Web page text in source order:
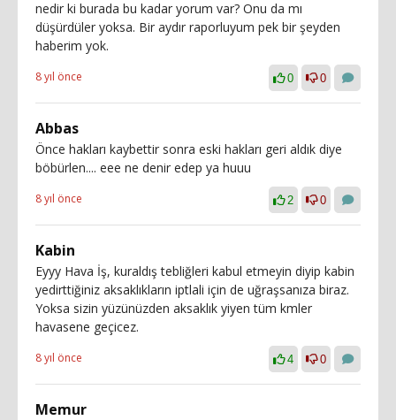
nedir ki burada bu kadar yorum var? Onu da mı
düşürdüler yoksa. Bir aydır raporluyum pek bir şeyden
haberim yok.
8 yıl önce 0 0
Abbas
Önce hakları kaybettir sonra eski hakları geri aldık diye
böbürlen.... eee ne denir edep ya huuu
8 yıl önce 2 0
Kabin
Eyyy Hava İş, kuraldış tebliğleri kabul etmeyin diyip kabin
yedirttiğiniz aksaklıkların iptlali için de uğraşsanıza biraz.
Yoksa sizin yüzünüzden aksaklık yiyen tüm kmler
havasene geçicez.
8 yıl önce 4 0
Memur